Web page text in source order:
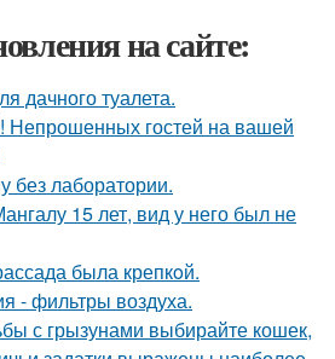
на сайте:
дачного туалета.
Непрошенных гостей на вашей
без лаборатории.
15 лет, вид у него был не
была крепкoй.
- фильтры воздуха.
с грызунами выбирайте кошек,